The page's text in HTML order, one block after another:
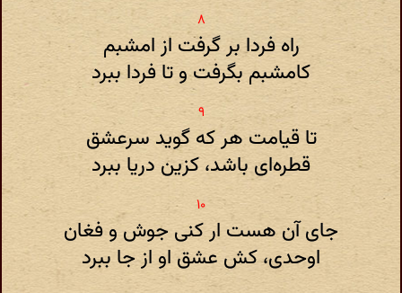
راه فردا بر گرفت از امشبم
کامشبم بگرفت و تا فردا ببرد
تا قیامت هر که گوید سرعشق
قطره‌ای باشد، کزین دریا ببرد
جای آن هست ار کنی جوش و فغان
اوحدی، کش عشق او از جا ببرد